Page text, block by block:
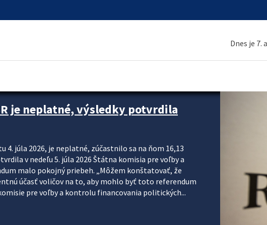
Dnes je 7.
je neplatné, výsledky potvrdila
júla 2026, je neplatné, zúčastnilo sa na ňom 16,13
v nedeľu 5. júla 2026 Štátna komisia pre voľby a
malo pokojný priebeh. „Môžem konštatovať, že
účasť voličov na to, aby mohlo byť toto referendum
pre voľby a kontrolu financovania politických...